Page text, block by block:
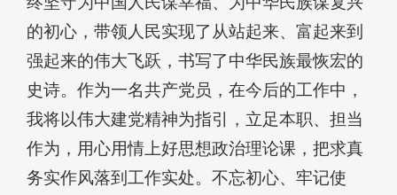
的初心，带领人民实现了从站起来、富起来到
强起来的伟大飞跃，书写了中华民族最恢宏的
史诗。作为一名共产党员，在今后的工作中，
我将以伟大建党精神为指引，立足本职、担当
作为，用心用情上好思想政治理论课，把求真
务实作风落到工作实处。不忘初心、牢记使